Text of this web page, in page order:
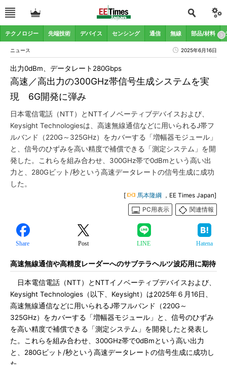
テクノロジー 先端技術 デバイス センシング 通信 無線 部品/材料
ニュース 2025年6月16日
高速／高出力の300GHz帯信号生成システムを実
現 6G開発に弾み
出力0dBm、データレート280Gbps
日本電信電話（NTT）とNTTイノベーティブデバイスおよび、
Keysight Technologiesは、高速無線通信などに用いられるJ帯フ
ルバンド（220G～325GHz）をカバーする「増幅器モジュール」
と、信号のひずみを高い精度で補償できる「測定システム」を開
発した。これらを組み合わせ、300GHz帯で0dBmという高い出
力と、280Gビット/秒という高速データレートの信号生成に成功
した。
[ 馬本隆綱 ，EE Times Japan]
PC用表示
関連情報
Share Post LINE Hatena
高速無線通信や高精度レーダーへのサブテラヘルツ波応用に期待
日本電信電話（NTT）とNTTイノベーティブデバイスおよび、
Keysight Technologies（以下、Keysight）は2025年６月16日、
高速無線通信などに用いられるJ帯フルバンド（220G～
325GHz）をカバーする「増幅器モジュール」と、信号のひずみ
を高い精度で補償できる「測定システム」を開発したと発表し
た。これらを組み合わせ、300GHz帯で0dBmという高い出力
と、280Gビット/秒という高速データレートの信号生成に成功し